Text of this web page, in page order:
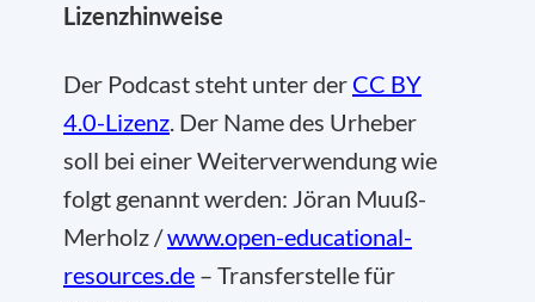
Lizenzhinweise
Der Podcast steht unter der CC BY
4.0-Lizenz. Der Name des Urheber
soll bei einer Weiterverwendung wie
folgt genannt werden: Jöran Muuß-
Merholz /www.open-educational-
resources.de – Transferstelle für